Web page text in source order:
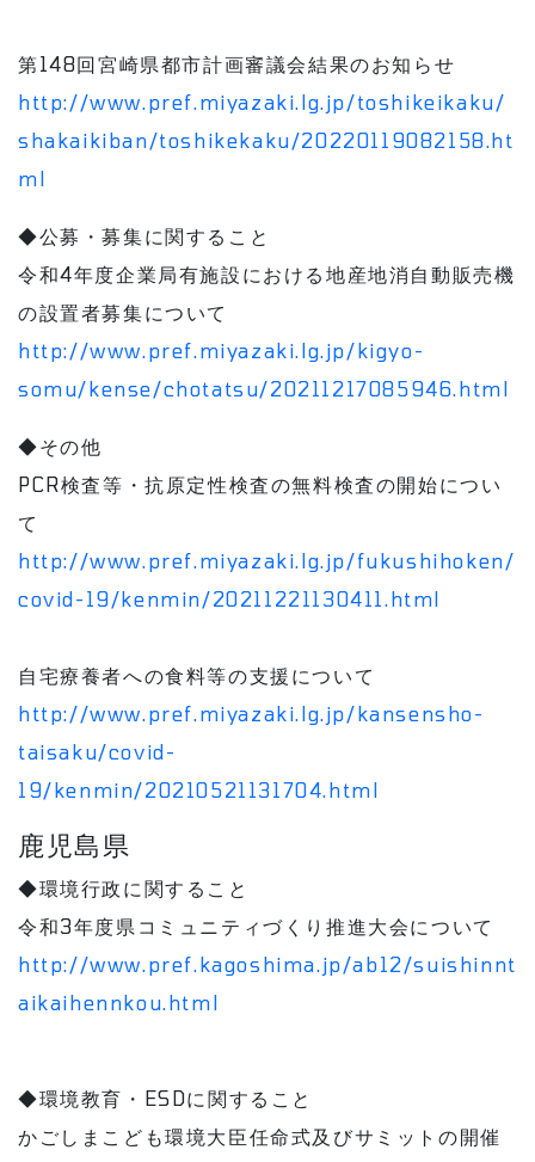
第148回宮崎県都市計画審議会結果のお知らせ
http://www.pref.miyazaki.lg.jp/toshikeikaku/
shakaikiban/toshikekaku/20220119082158.ht
ml
◆公募・募集に関すること
令和4年度企業局有施設における地産地消自動販売機
の設置者募集について
http://www.pref.miyazaki.lg.jp/kigyo-
somu/kense/chotatsu/20211217085946.html
◆その他
PCR検査等・抗原定性検査の無料検査の開始につい
て
http://www.pref.miyazaki.lg.jp/fukushihoken/
covid-19/kenmin/20211221130411.html
自宅療養者への食料等の支援について
http://www.pref.miyazaki.lg.jp/kansensho-
taisaku/covid-
19/kenmin/20210521131704.html
鹿児島県
◆環境行政に関すること
令和3年度県コミュニティづくり推進大会について
http://www.pref.kagoshima.jp/ab12/suishinnt
aikaihennkou.html
◆環境教育・ESDに関すること
かごしまこども環境大臣任命式及びサミットの開催